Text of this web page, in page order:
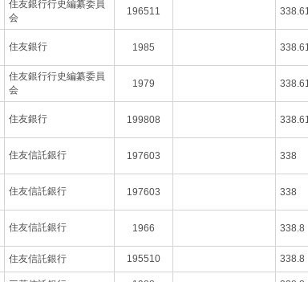
住友銀行行史編纂委員
会
196511
住友銀行 1985
住友銀行行史編纂委員
会
1979
住友銀行 199808
住友信託銀行 197603 338
住友信託銀行 197603 338
住友信託銀行 1966 338.8
住友信託銀行 195510 338.8